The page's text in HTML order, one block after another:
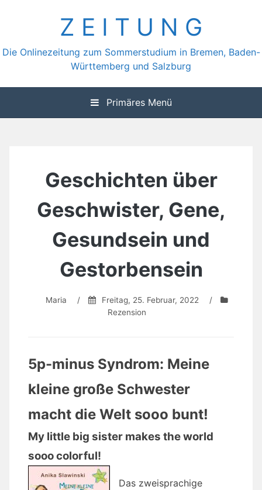
Z E I T U N G
Die Onlinezeitung zum Sommerstudium in Bremen, Baden-
Württemberg und Salzburg
Primäres Menü
Geschichten über
Geschwister, Gene,
Gesundsein und
Gestorbensein
Maria / Freitag, 25. Februar, 2022
/
Rezension
5p-minus Syndrom: Meine
kleine große Schwester
macht die Welt sooo bunt!
My little big sister makes the world
sooo colorful!
Das zweisprachige